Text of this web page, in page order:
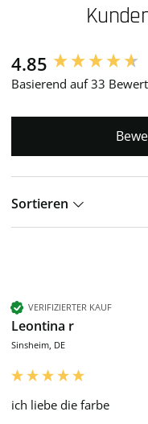
4.85
Basierend auf 33
Sortieren
VERIFIZIERTER KAUF
Leontina r
Sinsheim, DE
ich liebe die farbe
New content loaded